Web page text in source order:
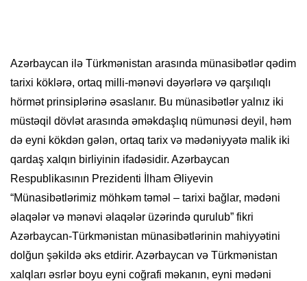
Azərbaycan ilə Türkmənistan arasında münasibətlər qədim
tarixi köklərə, ortaq milli-mənəvi dəyərlərə və qarşılıqlı
hörmət prinsiplərinə əsaslanır. Bu münasibətlər yalnız iki
müstəqil dövlət arasında əməkdaşlıq nümunəsi deyil, həm
də eyni kökdən gələn, ortaq tarix və mədəniyyətə malik iki
qardaş xalqın birliyinin ifadəsidir. Azərbaycan
Respublikasının Prezidenti İlham Əliyevin
“Münasibətlərimiz möhkəm təməl – tarixi bağlar, mədəni
əlaqələr və mənəvi əlaqələr üzərində qurulub” fikri
Azərbaycan-Türkmənistan münasibətlərinin mahiyyətini
dolğun şəkildə əks etdirir. Azərbaycan və Türkmənistan
xalqları əsrlər boyu eyni coğrafi məkanın, eyni mədəni